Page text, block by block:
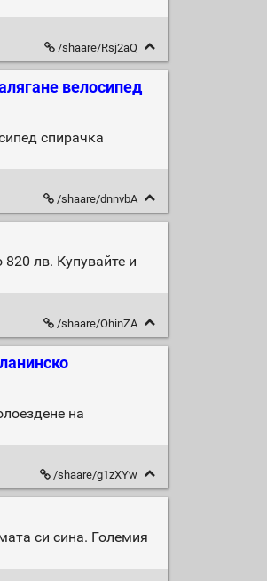
/shaare/Rsj2aQ
велосипед
спирачка
/shaare/dnnvbA
лв. Купувайте и
/shaare/OhinZA
на
/shaare/g1zXYw
си сина. Големия